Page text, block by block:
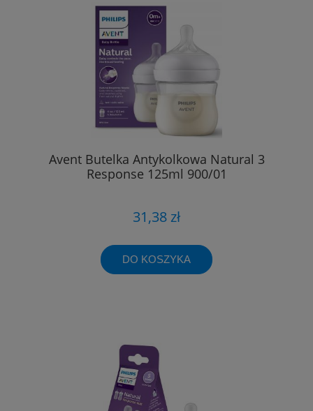
Avent Butelka Antykolkowa Natural 3
Response 125ml 900/01
31,38 zł
DO KOSZYKA